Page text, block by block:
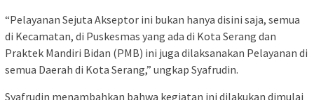
“Pelayanan Sejuta Akseptor ini bukan hanya disini saja, semua
di Kecamatan, di Puskesmas yang ada di Kota Serang dan
Praktek Mandiri Bidan (PMB) ini juga dilaksanakan Pelayanan di
semua Daerah di Kota Serang,” ungkap Syafrudin.
Syafrudin menambahkan bahwa kegiatan ini dilakukan dimulai